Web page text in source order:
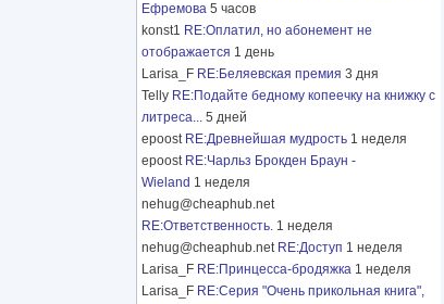
Ефремова 5 часов
konst1 RE:Оплатил, но абонемент не
отображается 1 день
Larisa_F RE:Беляевская премия 3 дня
Telly RE:Подайте бедному копеечку на книжку с
литреса... 5 дней
epoost RE:Древнейшая мудрость 1 неделя
epoost RE:Чарльз Брокден Браун -
Wieland 1 неделя
nehug@cheaphub.net
RE:Ответственность. 1 неделя
nehug@cheaphub.net RE:Доступ 1 неделя
Larisa_F RE:Принцесса-бродяжка 1 неделя
Larisa_F RE:Серия "Очень прикольная книга",